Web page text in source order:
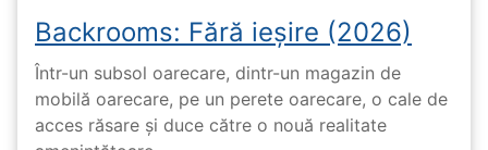
Backrooms: Fără ieșire (2026)
Într-un subsol oarecare, dintr-un magazin de
mobilă oarecare, pe un perete oarecare, o cale de
acces răsare și duce către o nouă realitate